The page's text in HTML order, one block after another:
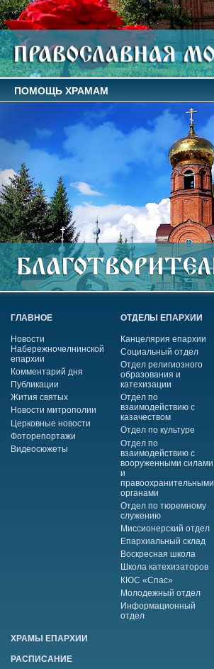
ПОМОЩЬ ХРАМАМ
ГЛАВНОЕ
Новости
Набережночелнинской
епархии
Комментарий дня
Публикации
Жития святых
Новости митрополии
Церковные новости
Фоторепортажи
Видеосюжеты
ОТДЕЛЫ ЕПАРХИИ
Канцелярия епархии
Социальный отдел
Отдел религиозного
образования и
катехизации
Отдел по
взаимодействию с
казачеством
Отдел по культуре
Отдел по
взаимодействию с
вооруженными силами
и
правоохранительными
органами
Отдел по тюремному
служению
Миссионерский отдел
Епархиальный склад
Воскресная школа
Школа катехизаторов
КЮС «Спас»
Молодежный отдел
Информационный
отдел
ХРАМЫ ЕПАРХИИ
РАСПИСАНИЕ